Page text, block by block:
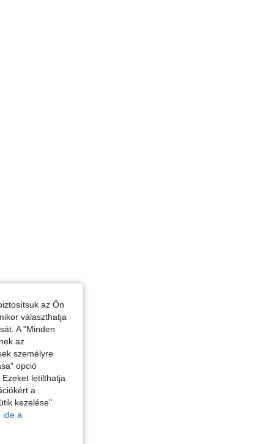
az Ön
választhatja
A "Minden
az
személyre
opció
letilthatja
a
kezelése"
ide a